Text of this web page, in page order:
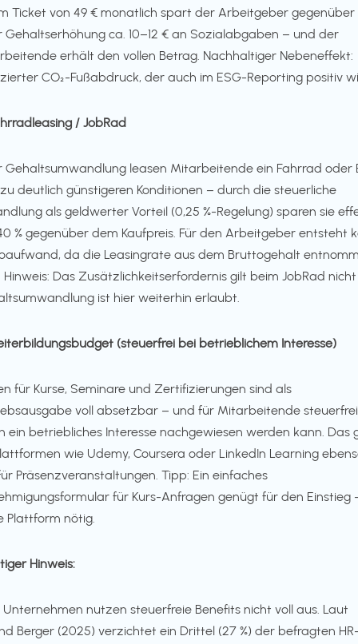
Ticket von 49 € monatlich spart der Arbeitgeber gegenüber
Gehaltserhöhung ca. 10–12 € an Sozialabgaben – und der
erhält den vollen Betrag. Nachhaltiger Nebeneffekt:
CO₂-Fußabdruck, der auch im ESG-Reporting positiv
/ JobRad
Gehaltsumwandlung leasen Mitarbeitende ein Fahrrad oder
deutlich günstigeren Konditionen – durch die steuerliche
als geldwerter Vorteil (0,25 %-Regelung) sparen sie
% gegenüber dem Kaufpreis. Für den Arbeitgeber entsteht
da die Leasingrate aus dem Bruttogehalt
Hinweis: Das Zusätzlichkeitserfordernis gilt beim JobRad
ist hier weiterhin erlaubt.
(steuerfrei bei betrieblichem Interesse)
für Kurse, Seminare und Zertifizierungen sind als
voll absetzbar – und für Mitarbeitende
ein betriebliches Interesse nachgewiesen werden kann. Das
wie Udemy, Coursera oder LinkedIn Learning
Präsenzveranstaltungen. Tipp: Ein einfaches
für Kurs-Anfragen genügt für den Einstieg
Plattform nötig.
Hinweis:
Unternehmen nutzen steuerfreie Benefits nicht voll aus. Laut
Berger (2025) verzichtet ein Drittel (27 %) der befragten